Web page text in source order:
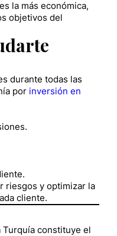
la más económica,
objetivos del
durante todas las
por inversión en
riesgos y optimizar la
cliente.
Turquía constituye el